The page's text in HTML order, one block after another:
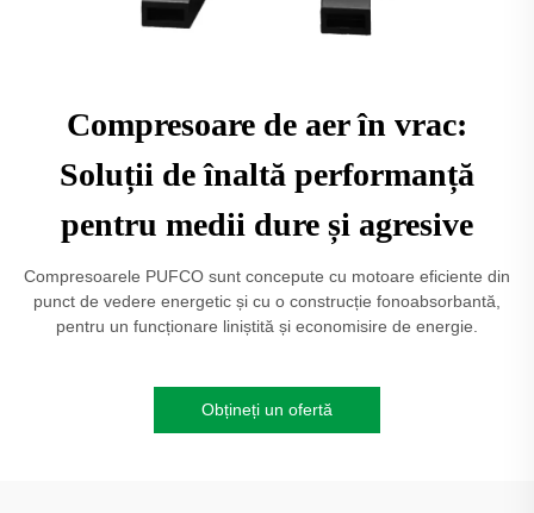
Compresoare de aer în vrac:
Soluții de înaltă performanță
pentru medii dure și agresive
Compresoarele PUFCO sunt concepute cu motoare eficiente din
punct de vedere energetic și cu o construcție fonoabsorbantă,
pentru un funcționare liniștită și economisire de energie.
Obțineți un ofertă